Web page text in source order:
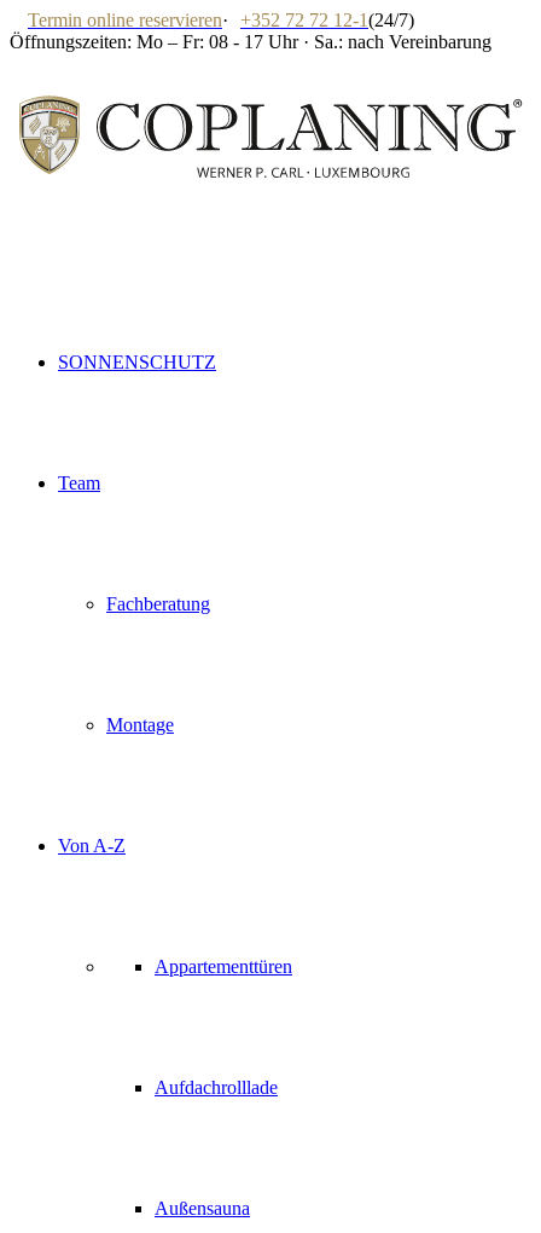
Termin online reservieren· +352 72 72 12-1(24/7)
Öffnungszeiten: Mo – Fr: 08 - 17 Uhr · Sa.: nach Vereinbarung
SONNENSCHUTZ
Team
Fachberatung
Montage
Von A-Z
Appartementtüren
Aufdachrolllade
Außensauna